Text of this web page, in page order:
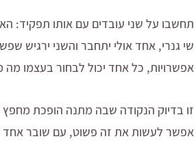
תחשבו על שני עובדים עם אותו תפקיד:
שי גנרי, אחד אולי יתחבר והשני ירגיש
אפשרויות, כל אחד יכול לבחור בעצמו מה
זו בדיוק הנקודה שבה מתנה הופכת מחפץ
אפשר לעשות את זה פשוט, עם שובר אחד